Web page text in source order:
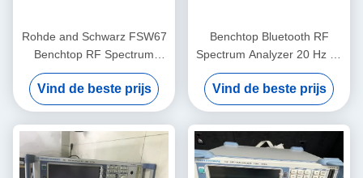
Rohde and Schwarz FSW67
Benchtop RF Spectrum
Analyzer met 2 Hz tot 67
GHz bereik en lage fase ruis
Vind de beste prijs
Benchtop Bluetooth RF
Spectrum Analyzer 20 Hz tot
50 GHz Tweedehands
Rohde And Schwarz FSU50
Vind de beste prijs